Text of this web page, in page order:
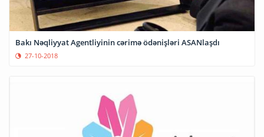
Bakı Nəqliyyat Agentliyinin cərimə ödənişləri ASANlaşdı
27-10-2018